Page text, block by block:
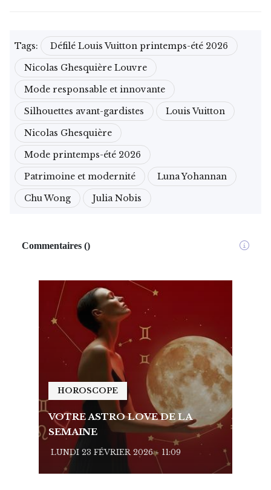
Tags:
Défilé Louis Vuitton printemps-été 2026
Nicolas Ghesquière Louvre
Mode responsable et innovante
Silhouettes avant-gardistes
Louis Vuitton
Nicolas Ghesquière
Mode printemps-été 2026
Patrimoine et modernité
Luna Yohannan
Chu Wong
Julia Nobis
Commentaires ()
HOROSCOPE
VOTRE ASTRO LOVE DE LA
SEMAINE
LUNDI 23 FÉVRIER 2026 - 11:09